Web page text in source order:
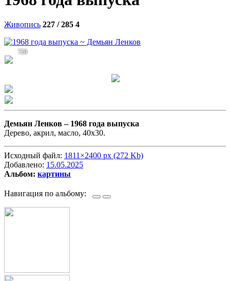
Живопись 227 / 285 4
720
Демьян Ленков – 1968 года выпуска
Дерево, акрил, масло, 40х30.
Исходный файл: 1811×2400 px (272 Kb)
Добавлено: 15.05.2025
Альбом: картины
Навигация по альбому: